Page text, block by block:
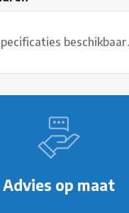
Advies op maat